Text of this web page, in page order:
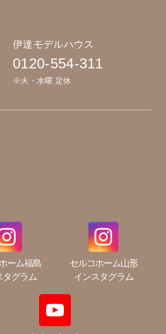
伊達モデルハウス
0120-554-311
※火・水曜 定休
ーム福島
タグラム
セルコホーム山形
インスタグラム